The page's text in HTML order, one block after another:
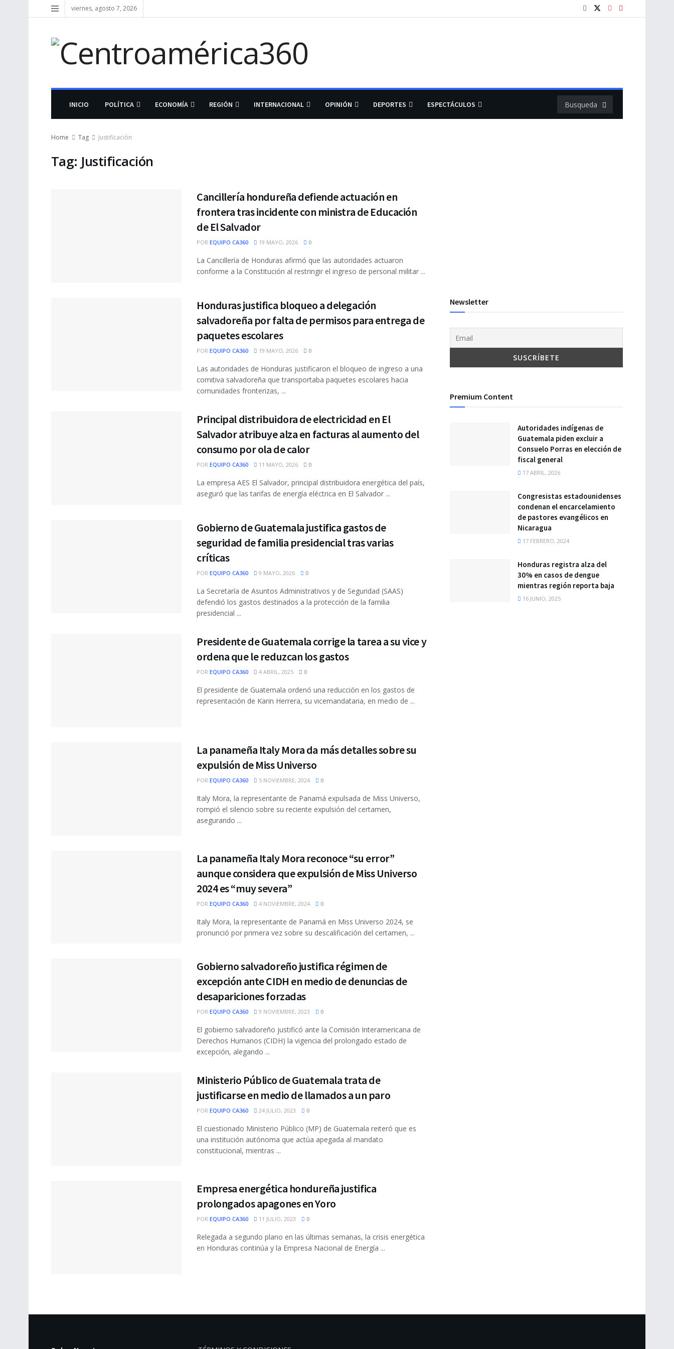
viernes, agosto 7, 2026
INICIO POLÍTICA ECONOMÍA REGIÓN INTERNACIONAL OPINIÓN DEPORTES ESPECTÁCULOS
Home Tag Justificación
Tag: Justificación
Cancillería hondureña defiende actuación en
frontera tras incidente con ministra de Educación
de El Salvador
POR EQUIPO CA360 19 MAYO, 2026 0
La Cancillería de Honduras afirmó que las autoridades actuaron
conforme a la Constitución al restringir el ingreso de personal militar ...
Honduras justifica bloqueo a delegación
salvadoreña por falta de permisos para entrega de
paquetes escolares
POR EQUIPO CA360 19 MAYO, 2026 0
Las autoridades de Honduras justificaron el bloqueo de ingreso a una
comitiva salvadoreña que transportaba paquetes escolares hacia
comunidades fronterizas, ...
Principal distribuidora de electricidad en El
Salvador atribuye alza en facturas al aumento del
consumo por ola de calor
POR EQUIPO CA360 11 MAYO, 2026 0
La empresa AES El Salvador, principal distribuidora energética del país,
aseguró que las tarifas de energía eléctrica en El Salvador ...
Gobierno de Guatemala justifica gastos de
seguridad de familia presidencial tras varias
críticas
POR EQUIPO CA360 9 MAYO, 2026 0
La Secretaría de Asuntos Administrativos y de Seguridad (SAAS)
defendió los gastos destinados a la protección de la familia
presidencial ...
Presidente de Guatemala corrige la tarea a su vice y
ordena que le reduzcan los gastos
POR EQUIPO CA360 4 ABRIL, 2025 0
El presidente de Guatemala ordenó una reducción en los gastos de
representación de Karin Herrera, su vicemandataria, en medio de ...
La panameña Italy Mora da más detalles sobre su
expulsión de Miss Universo
POR EQUIPO CA360 5 NOVIEMBRE, 2024 0
Italy Mora, la representante de Panamá expulsada de Miss Universo,
rompió el silencio sobre su reciente expulsión del certamen,
asegurando ...
La panameña Italy Mora reconoce “su error”
aunque considera que expulsión de Miss Universo
2024 es “muy severa”
POR EQUIPO CA360 4 NOVIEMBRE, 2024 0
Italy Mora, la representante de Panamá en Miss Universo 2024, se
pronunció por primera vez sobre su descalificación del certamen, ...
Gobierno salvadoreño justifica régimen de
excepción ante CIDH en medio de denuncias de
desapariciones forzadas
POR EQUIPO CA360 9 NOVIEMBRE, 2023 0
El gobierno salvadoreño justificó ante la Comisión Interamericana de
Derechos Humanos (CIDH) la vigencia del prolongado estado de
excepción, alegando ...
Ministerio Público de Guatemala trata de
justificarse en medio de llamados a un paro
POR EQUIPO CA360 24 JULIO, 2023 0
El cuestionado Ministerio Público (MP) de Guatemala reiteró que es
una institución autónoma que actúa apegada al mandato
constitucional, mientras ...
Empresa energética hondureña justifica
prolongados apagones en Yoro
POR EQUIPO CA360 11 JULIO, 2023 0
Relegada a segundo plano en las últimas semanas, la crisis energética
en Honduras continúa y la Empresa Nacional de Energía ...
Newsletter
Premium Content
Autoridades indígenas de
Guatemala piden excluir a
Consuelo Porras en elección de
fiscal general
17 ABRIL, 2026
Congresistas estadounidenses
condenan el encarcelamiento
de pastores evangélicos en
Nicaragua
17 FEBRERO, 2024
Honduras registra alza del
30% en casos de dengue
mientras región reporta baja
16 JUNIO, 2025